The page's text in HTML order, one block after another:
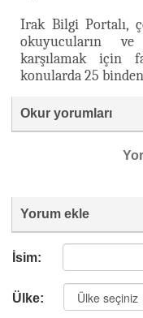
Irak Bilgi Portalı,
okuyucuların ve
karşılamak için
konularda 25
Okur yorumları
Yorum ekle
İsim:
Ülke: